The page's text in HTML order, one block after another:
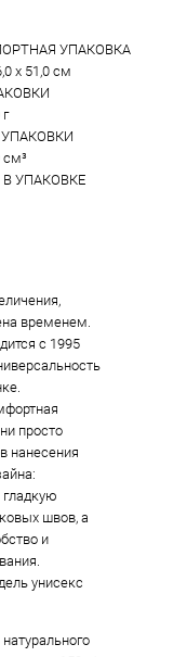
УПАКОВКА
x 51,0 см
см³
УПАКОВКЕ
временем.
с 1995
просто
нанесения
швов, а
и
унисекс